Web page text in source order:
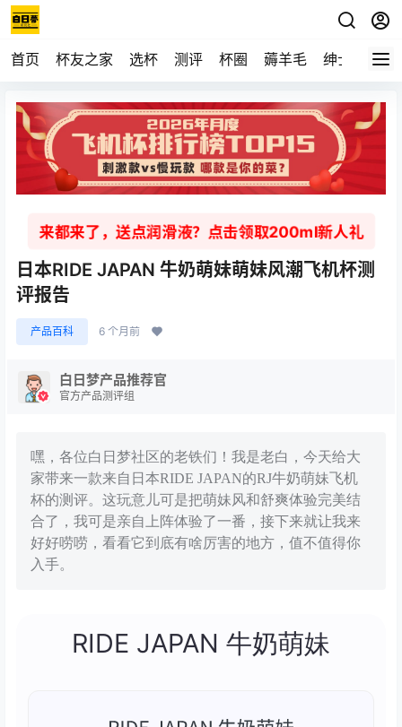
首页 杯友之家 选杯 测评 杯圈 薅羊毛 绅士 视频
来都来了，送点润滑液？点击领取200ml新人礼
日本RIDE JAPAN 牛奶萌妹萌妹风潮飞机杯测
评报告
产品百科 6 个月前
白日梦产品推荐官
官方产品测评组
嘿，各位白日梦社区的老铁们！我是老白，今天给大
家带来一款来自日本RIDE JAPAN的RJ牛奶萌妹飞机
杯的测评。这玩意儿可是把萌妹风和舒爽体验完美结
合了，我可是亲自上阵体验了一番，接下来就让我来
好好唠唠，看看它到底有啥厉害的地方，值不值得你
入手。
RIDE JAPAN 牛奶萌妹